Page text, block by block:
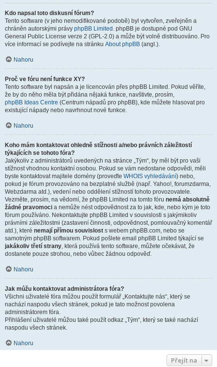
Kdo napsal toto diskusní fórum?
Tento software (v jeho nemodifikované podobě) byl vytvořen, zveřejněn a
chráněn autorskými právy phpBB Limited . phpBB je dostupné pod GNU
General Public License verze 2 (GPL-2.0) a může být volně distribuováno. Pro
více informací se podívejte na stránku About phpBB (angl.).
Nahoru
Proč ve fóru není funkce XY?
Tento software byl napsán a je licencován přes phpBB Limited. Pokud věříte,
že by do něho měla být přidána nějaká funkce, navštivte, prosím,
phpBB Ideas Centre (Centrum nápadů pro phpBB), kde můžete hlasovat pro
existující nápady nebo navrhnout nové funkce.
Nahoru
Koho mám kontaktovat ohledně stížnosti a/nebo právních záležitostí
týkajících se tohoto fóra?
Jakýkoliv z administrátorů uvedených na stránce „Tým“, by měl být pro vaši
stížnost vhodnou kontaktní osobou. Pokud se vám nedostane odpovědi, měli
byste kontaktovat majitele domény (proveďte WHOIS vyhledávání) nebo,
pokud je fórum provozováno na bezplatné službě (např. Yahoo!, forumzdarma,
Webzdarma atd.), vedení nebo oddělení stížností tohoto provozovatele.
Vezměte, prosím, na vědomí, že phpBB Limited na tomto fóru nemá absolutně
žádné pravomoci a nemůže nést odpovědnost za to jak, kde, nebo kým je toto
fórum používáno. Nekontaktujte phpBB Limited v souvislosti s jakýmikoliv
právními záležitostmi (zastavení činnosti, odpovědnost, pomlouvačný komentář
atd.), které nemají přímou souvislost s webem phpBB.com, nebo se
samotným phpBB softwarem. Pokud pošlete email phpBB Limited týkající se
jakákoliv třetí strany, která používá tento software, můžete očekávat, že
dostanete pouze strohou, nebo vůbec žádnou odpověď.
Nahoru
Jak můžu kontaktovat administrátora fóra?
Všichni uživatelé fóra můžou použít formulář „Kontaktujte nás“, který se
nachází naspodu všech stránek, pokud je tato možnost povolena
administrátorem fóra.
Přihlášení uživatelé můžou také použít odkaz „Tým“, který se také nachází
naspodu všech stránek.
Nahoru
Přejít na